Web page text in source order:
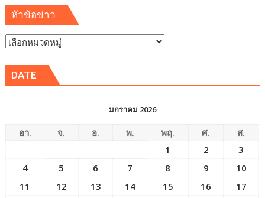
หัวข้อข่าว
หัวข้อ
DATE
มกราคม 2026
อา. จ. อ. พ. พฤ. ศ.
ส.
1
2
3
4
5 6 7 8 9
10
11
12 13 14 15 16
17